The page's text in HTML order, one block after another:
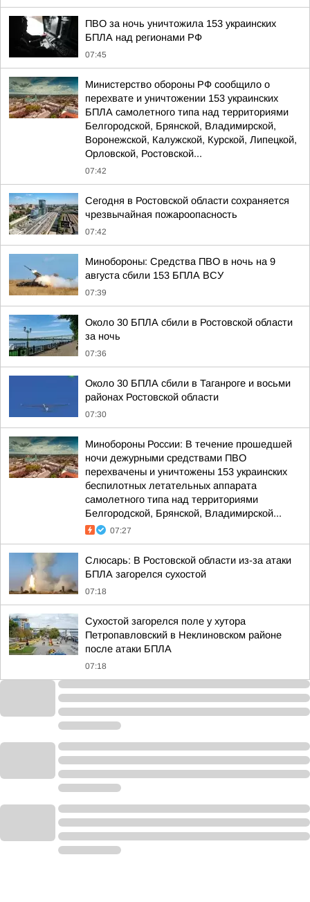
ПВО за ночь уничтожила 153 украинских
БПЛА над регионами РФ
07:45
Министерство обороны РФ сообщило о
перехвате и уничтожении 153 украинских
БПЛА самолетного типа над территориями
Белгородской, Брянской, Владимирской,
Воронежской, Калужской, Курской, Липецкой,
Орловской, Ростовской...
07:42
Сегодня в Ростовской области сохраняется
чрезвычайная пожароопасность
07:42
Минобороны: Средства ПВО в ночь на 9
августа сбили 153 БПЛА ВСУ
07:39
Около 30 БПЛА сбили в Ростовской области
за ночь
07:36
Около 30 БПЛА сбили в Таганроге и восьми
районах Ростовской области
07:30
Минобороны России: В течение прошедшей
ночи дежурными средствами ПВО
перехвачены и уничтожены 153 украинских
беспилотных летательных аппарата
самолетного типа над территориями
Белгородской, Брянской, Владимирской...
07:27
Слюсарь: В Ростовской области из-за атаки
БПЛА загорелся сухостой
07:18
Сухостой загорелся поле у хутора
Петропавловский в Неклиновском районе
после атаки БПЛА
07:18